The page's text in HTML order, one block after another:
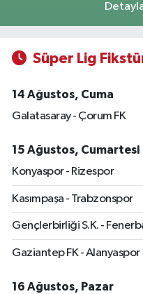
Süper Lig
14 Ağustos, Cuma
Galatasaray - Çorum FK
15 Ağustos, Cumartesi
Konyaspor - Rizespor
Kasımpaşa - Trabzonspor
Gençlerbirliği S.K. -
Gaziantep FK - Alanyaspor
16 Ağustos, Pazar